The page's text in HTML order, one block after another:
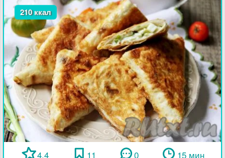
210 ккал
4.4 11 0 15 мин